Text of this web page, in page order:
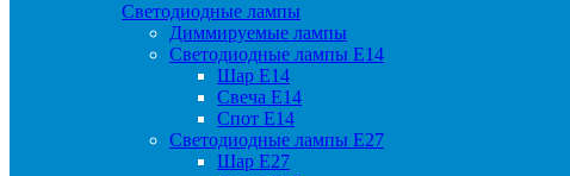
Светодиодные лампы
Диммируемые лампы
Светодиодные лампы Е14
Шар Е14
Свеча Е14
Спот Е14
Светодиодные лампы Е27
Шар Е27